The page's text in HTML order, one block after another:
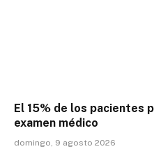
El 15% de los pacientes
examen médico
domingo, 9 agosto 2026